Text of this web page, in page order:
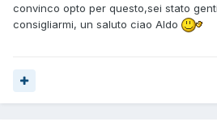
convinco opto per questo,sei stato
consigliarmi, un saluto ciao Aldo